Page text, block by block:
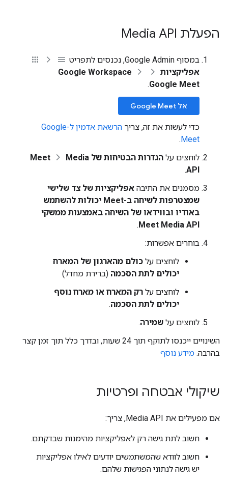
הפעלת Media API
במסוף Google Admin, נכנסים לתפריט
אפליקציות
Google Workspace
Google Meet
.
אל Google Meet
כדי לעשות את זה, צריך
הרשאת אדמין ל-Google
Meet
.
לוחצים על הגדרות הבטיחות של Meet Media
API
.
מסמנים את התיבה אפליקציות של צד שלישי
שמצטרפות לשיחה ב-Meet יכולות להשתמש
באודיו ובווידאו של השיחה באמצעות ממשקי
Meet Media API
.
בוחרים אפשרות:
לוחצים על כולם מהארגון של המארח
יכולים לתת הסכמה (ברירת מחדל)
לוחצים על רק המארח או מארח נוסף
יכולים לתת הסכמה.
לוחצים על שמירה.
השינויים ייכנסו לתוקף תוך 24 שעות, ובדרך כלל תוך זמן קצר
בהרבה. מידע נוסף
שיקולי אבטחה ופרטיות
אם מפעילים את Media API, צריך:
חשוב לתת גישה רק לאפליקציות מהימנות שבדקתם.
חשוב לוודא שהמשתמשים יודעים לאילו אפליקציות
יש גישה לנתוני הפגישות שלהם.